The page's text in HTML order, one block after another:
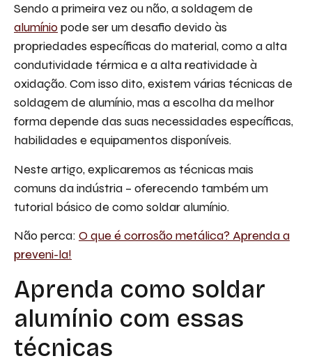
Sendo a primeira vez ou não, a soldagem de
alumíniopode ser um desafio devido às
propriedades específicas do material, como a alta
condutividade térmica e a alta reatividade à
oxidação. Com isso dito, existem várias técnicas de
soldagem de alumínio, mas a escolha da melhor
forma depende das suas necessidades específicas,
habilidades e equipamentos disponíveis.
Neste artigo, explicaremos as técnicas mais
comuns da indústria – oferecendo também um
tutorial básico de como soldar alumínio.
Não perca: O que é corrosão metálica? Aprenda a
preveni-la!
Aprenda como soldar
alumínio com essas
técnicas